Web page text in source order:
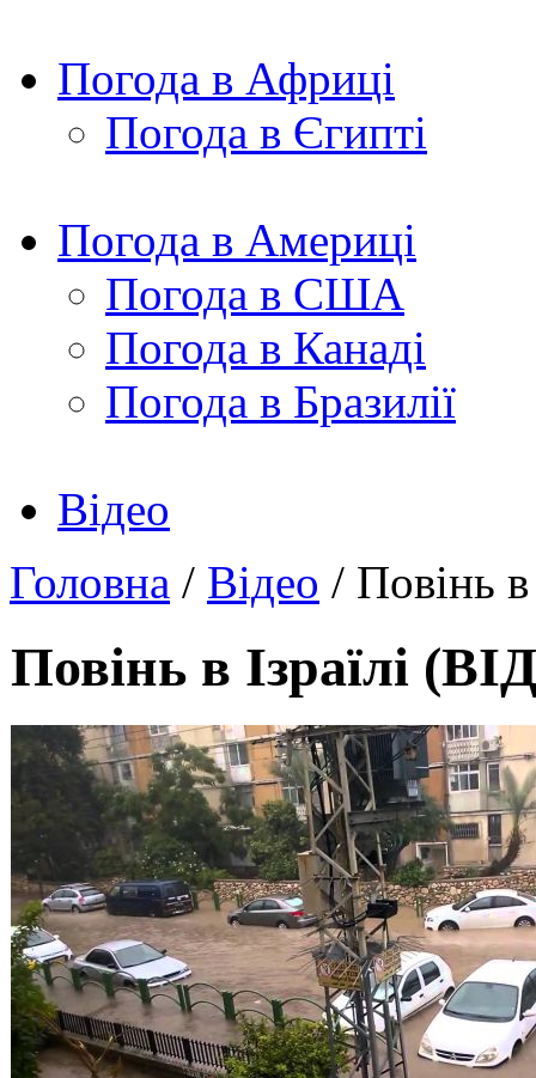
Погода в Африці
Погода в Єгипті
Погода в Америці
Погода в США
Погода в Канаді
Погода в Бразилії
Відео
Головна / Відео / Повінь
Повінь в Ізраїлі